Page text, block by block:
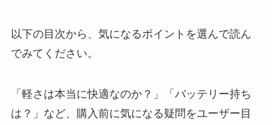
以下の目次から、気になるポイントを選んで読ん
でみてください。
「軽さは本当に快適なのか？」「バッテリー持ち
は？」など、購入前に気になる疑問をユーザー目